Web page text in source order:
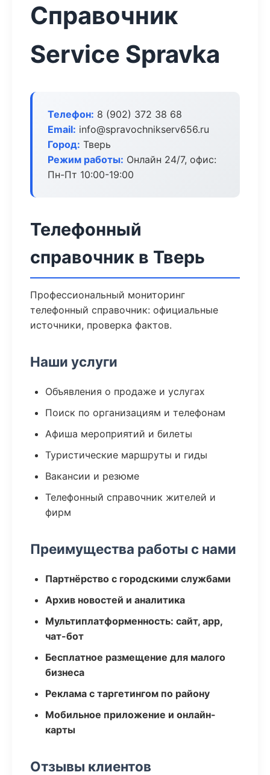
Справочник
Service Spravka
Телефон: 8 (902) 372 38 68
Email: info@spravochnikserv656.ru
Город: Тверь
Режим работы: Онлайн 24/7, офис:
Пн-Пт 10:00-19:00
Телефонный
справочник в Тверь
Профессиональный мониторинг
телефонный справочник: официальные
источники, проверка фактов.
Наши услуги
Объявления о продаже и услугах
Поиск по организациям и телефонам
Афиша мероприятий и билеты
Туристические маршруты и гиды
Вакансии и резюме
Телефонный справочник жителей и
фирм
Преимущества работы с нами
Партнёрство с городскими службами
Архив новостей и аналитика
Мультиплатформенность: сайт, app,
чат-бот
Бесплатное размещение для малого
бизнеса
Реклама с таргетингом по району
Мобильное приложение и онлайн-
карты
Отзывы клиентов